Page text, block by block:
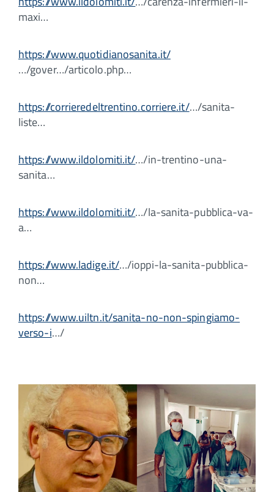
maxi…
https://www.quotidianosanita.it/
…/gover…/articolo.php…
https://corrieredeltrentino.corriere.it/…/sanita-
liste…
https://www.ildolomiti.it/…/in-trentino-una-
sanita…
https://www.ildolomiti.it/…/la-sanita-pubblica-va-
a…
https://www.ladige.it/…/ioppi-la-sanita-pubblica-
non…
https://www.uiltn.it/sanita-no-non-spingiamo-
verso-i…/